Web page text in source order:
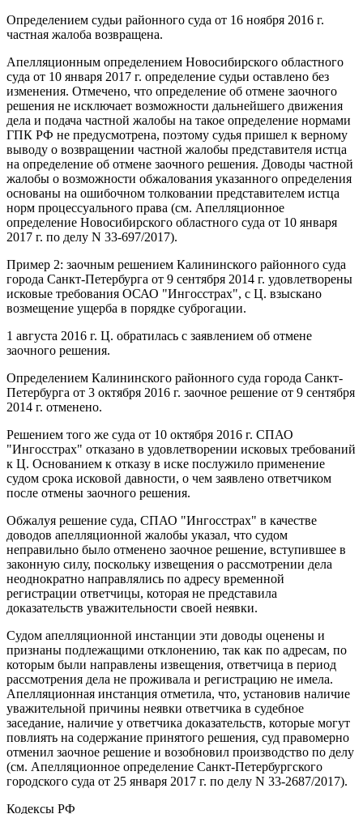
Определением судьи районного суда от 16 ноября 2016 г.
частная жалоба возвращена.
Апелляционным определением Новосибирского областного
суда от 10 января 2017 г. определение судьи оставлено без
изменения. Отмечено, что определение об отмене заочного
решения не исключает возможности дальнейшего движения
дела и подача частной жалобы на такое определение нормами
ГПК РФ не предусмотрена, поэтому судья пришел к верному
выводу о возвращении частной жалобы представителя истца
на определение об отмене заочного решения. Доводы частной
жалобы о возможности обжалования указанного определения
основаны на ошибочном толковании представителем истца
норм процессуального права (см. Апелляционное
определение Новосибирского областного суда от 10 января
2017 г. по делу N 33-697/2017).
Пример 2: заочным решением Калининского районного суда
города Санкт-Петербурга от 9 сентября 2014 г. удовлетворены
исковые требования ОСАО "Ингосстрах", с Ц. взыскано
возмещение ущерба в порядке суброгации.
1 августа 2016 г. Ц. обратилась с заявлением об отмене
заочного решения.
Определением Калининского районного суда города Санкт-
Петербурга от 3 октября 2016 г. заочное решение от 9 сентября
2014 г. отменено.
Решением того же суда от 10 октября 2016 г. СПАО
"Ингосстрах" отказано в удовлетворении исковых требований
к Ц. Основанием к отказу в иске послужило применение
судом срока исковой давности, о чем заявлено ответчиком
после отмены заочного решения.
Обжалуя решение суда, СПАО "Ингосстрах" в качестве
доводов апелляционной жалобы указал, что судом
неправильно было отменено заочное решение, вступившее в
законную силу, поскольку извещения о рассмотрении дела
неоднократно направлялись по адресу временной
регистрации ответчицы, которая не представила
доказательств уважительности своей неявки.
Судом апелляционной инстанции эти доводы оценены и
признаны подлежащими отклонению, так как по адресам, по
которым были направлены извещения, ответчица в период
рассмотрения дела не проживала и регистрацию не имела.
Апелляционная инстанция отметила, что, установив наличие
уважительной причины неявки ответчика в судебное
заседание, наличие у ответчика доказательств, которые могут
повлиять на содержание принятого решения, суд правомерно
отменил заочное решение и возобновил производство по делу
(см. Апелляционное определение Санкт-Петербургского
городского суда от 25 января 2017 г. по делу N 33-2687/2017).
Кодексы РФ